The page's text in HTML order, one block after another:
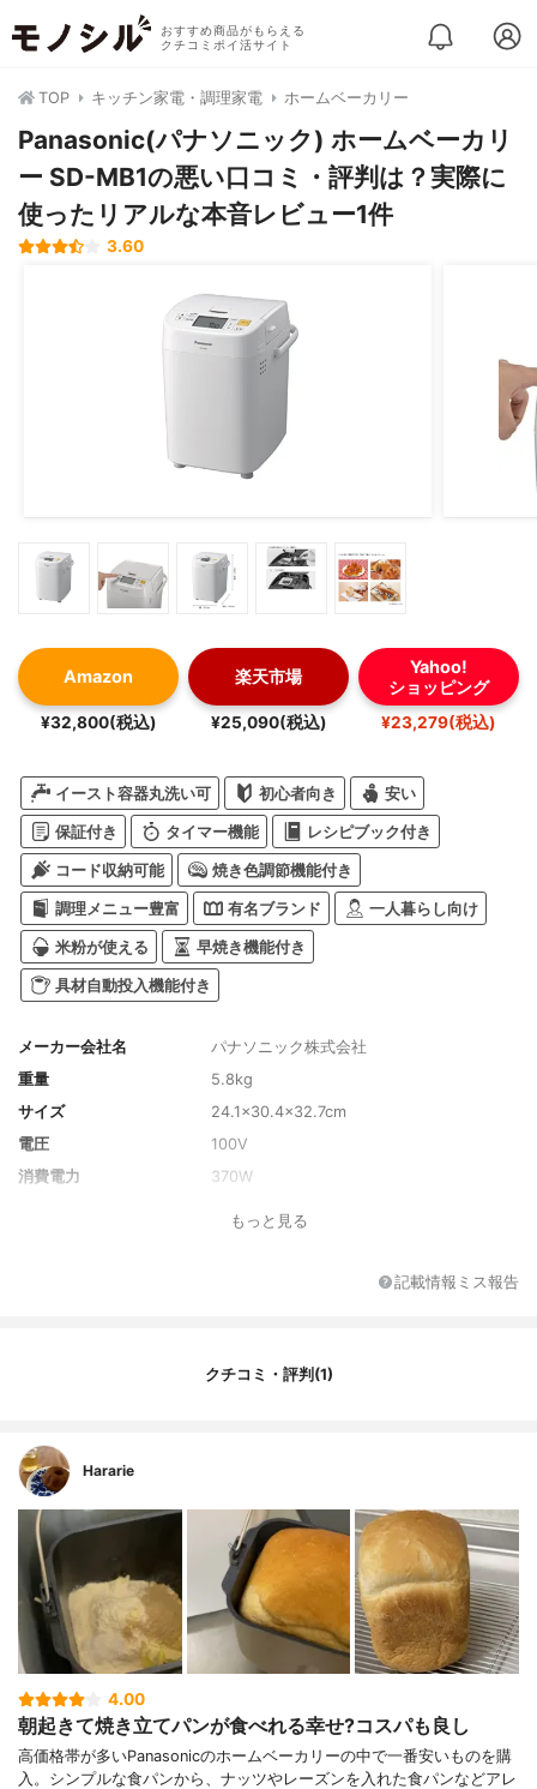
おすすめ商品がもらえる
クチコミポイ活サイト
TOP キッチン家電・調理家電 ホームベーカリー
Panasonic(パナソニック) ホームベーカリ
ー SD-MB1の悪い口コミ・評判は？実際に
使ったリアルな本音レビュー1件
3.60
Amazon
¥32,800(税込)
楽天市場
¥25,090(税込)
Yahoo!
ショッピング
¥23,279(税込)
イースト容器丸洗い可 初心者向き 安い
保証付き タイマー機能 レシピブック付き
コード収納可能 焼き色調節機能付き
調理メニュー豊富 有名ブランド 一人暮らし向け
米粉が使える 早焼き機能付き
具材自動投入機能付き
メーカー会社名
パナソニック株式会社
重量
5.8kg
サイズ
24.1×30.4×32.7cm
電圧
100V
消費電力
370W
メニューラベル、スプーン
もっと見る
記載情報ミス報告
クチコミ・評判(1)
Hararie
4.00
朝起きて焼き立てパンが食べれる幸せ?コスパも良し
高価格帯が多いPanasonicのホームベーカリーの中で一番安いものを購
入。シンプルな食パンから、ナッツやレーズンを入れた食パンなどアレ